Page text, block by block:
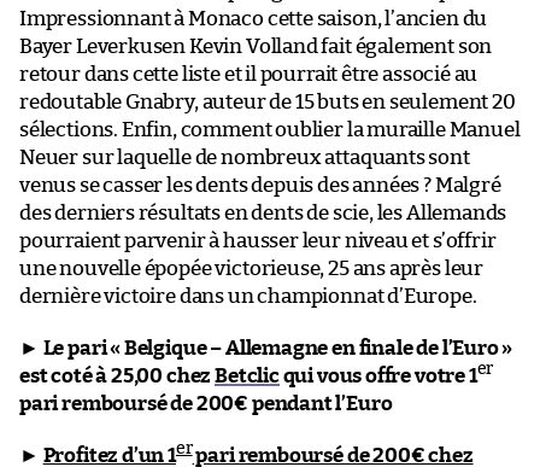
Impressionnant à Monaco cette saison, l’ancien du
Bayer Leverkusen Kevin Volland fait également son
retour dans cette liste et il pourrait être associé au
redoutable Gnabry, auteur de 15 buts en seulement 20
sélections. Enfin, comment oublier la muraille Manuel
Neuer sur laquelle de nombreux attaquants sont
venus se casser les dents depuis des années ? Malgré
des derniers résultats en dents de scie, les Allemands
pourraient parvenir à hausser leur niveau et s’offrir
une nouvelle épopée victorieuse, 25 ans après leur
dernière victoire dans un championnat d’Europe.
► Le pari « Belgique – Allemagne en finale de l’Euro »
est coté à 25,00 chezBetclicqui vous offre votre 1er
pari remboursé de 200€ pendant l’Euro
► Profitez d’un 1erpari remboursé de 200€ chez